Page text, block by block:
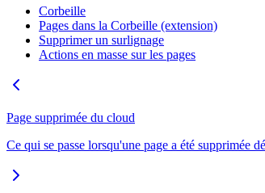
Corbeille
Pages dans la Corbeille (extension)
Supprimer un surlignage
Actions en masse sur les pages
Page supprimée du cloud
Ce qui se passe lorsqu'une page a été